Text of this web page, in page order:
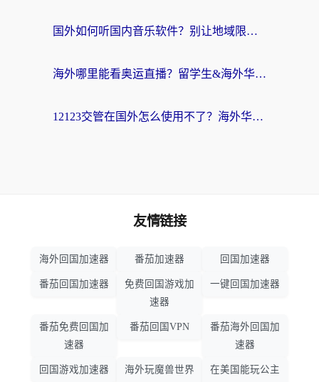
国外如何听国内音乐软件？别让地域限制，断了你的中文歌单
海外哪里能看奥运直播？留学生&海外华人必看的体育赛事观赛终极指南
12123交管在国外怎么使用不了？海外华人必看的无缝访问国内资源指南
友情链接
海外回国加速器 番茄加速器 回国加速器
番茄回国加速器
免费回国游戏加
速器
一键回国加速器
番茄免费回国加
速器
番茄回国VPN
番茄海外回国加
速器
回国游戏加速器 海外玩魔兽世界 在美国能玩公主